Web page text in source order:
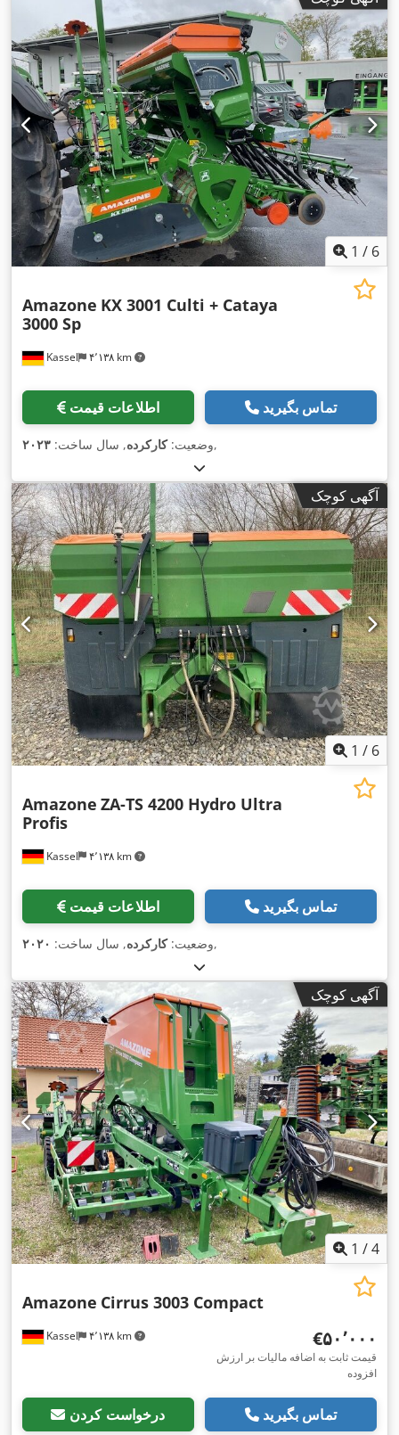
1 / 6
Kassel ۴٬۱۳۸ km
Amazone KX 3001 Culti + Cataya
3000 Sp
اطلاعات قیمت تماس بگیرید
وضعیت:کارکرده, سال ساخت: ۲۰۲۳ ,
آگهی کوچک
1 / 6
Kassel ۴٬۱۳۸ km
Amazone ZA-TS 4200 Hydro Ultra
Profis
اطلاعات قیمت تماس بگیرید
وضعیت:کارکرده, سال ساخت: ۲۰۲۰ ,
آگهی کوچک
1 /4
Kassel ۴٬۱۳۸ km
Amazone Cirrus 3003 Compact
‎€۵۰٬۰۰۰
قیمت ثابت به اضافه مالیات بر ارزش
افزوده
درخواست کردن تماس بگیرید